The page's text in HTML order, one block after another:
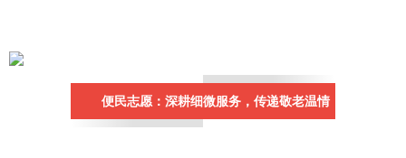
便民志愿：深耕细微服务，传递敬老温情